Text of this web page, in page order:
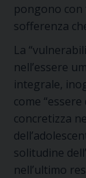
pongono con
sofferenza
La
nell’essere
integrale,
come
concretizza
solitudine
nell’ultimo